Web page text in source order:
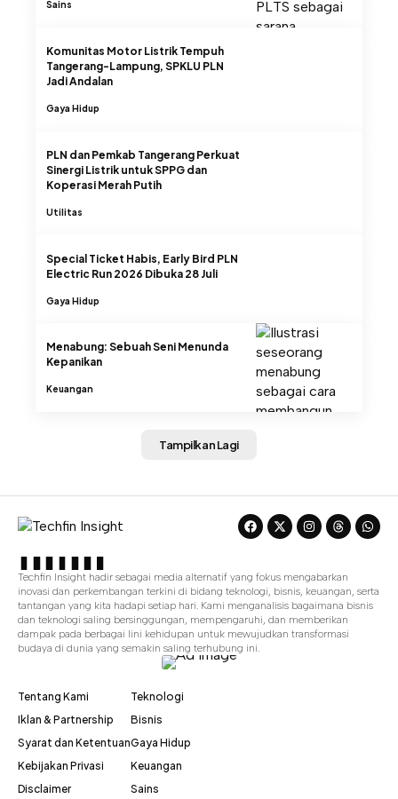
Sains
Komunitas Motor Listrik Tempuh
Tangerang-Lampung, SPKLU PLN
Jadi Andalan
Gaya Hidup
PLN dan Pemkab Tangerang Perkuat
Sinergi Listrik untuk SPPG dan
Koperasi Merah Putih
Utilitas
Special Ticket Habis, Early Bird PLN
Electric Run 2026 Dibuka 28 Juli
Gaya Hidup
Menabung: Sebuah Seni Menunda
Kepanikan
Keuangan
Tampilkan Lagi
Techfin Insight hadir sebagai media alternatif yang fokus mengabarkan
inovasi dan perkembangan terkini di bidang teknologi, bisnis, keuangan, serta
tantangan yang kita hadapi setiap hari. Kami menganalisis bagaimana bisnis
dan teknologi saling bersinggungan, mempengaruhi, dan memberikan
dampak pada berbagai lini kehidupan untuk mewujudkan transformasi
budaya di dunia yang semakin saling terhubung ini.
Tentang Kami
Iklan & Partnership
Syarat dan Ketentuan
Kebijakan Privasi
Disclaimer
Teknologi
Bisnis
Gaya Hidup
Keuangan
Sains